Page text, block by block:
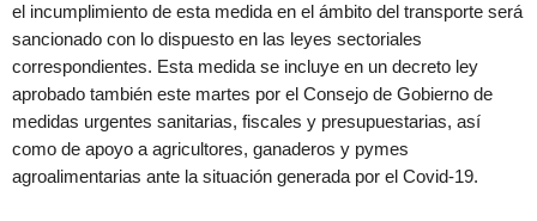
el incumplimiento de esta medida en el ámbito del transporte será
sancionado con lo dispuesto en las leyes sectoriales
correspondientes. Esta medida se incluye en un decreto ley
aprobado también este martes por el Consejo de Gobierno de
medidas urgentes sanitarias, fiscales y presupuestarias, así
como de apoyo a agricultores, ganaderos y pymes
agroalimentarias ante la situación generada por el Covid-19.